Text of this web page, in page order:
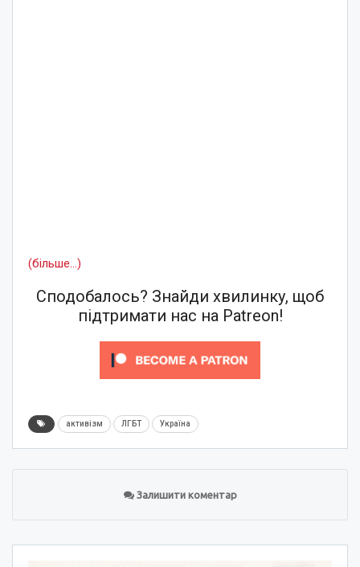
(більше…)
Сподобалось? Знайди хвилинку, щоб
підтримати нас на Patreon!
активізм ЛГБТ Україна
Залишити коментар